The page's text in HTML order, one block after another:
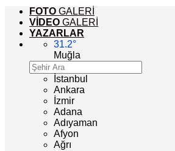
FOTO GALERİ
VİDEO GALERİ
YAZARLAR
31.2°
Muğla
İstanbul
Ankara
İzmir
Adana
Adıyaman
Afyon
Ağrı